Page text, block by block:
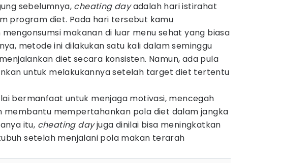
sebelumnya, cheating dayadalah hari istirahat
program diet. Pada hari tersebut kamu
makanan di luar menu sehat yang biasa
metode ini dilakukan satu kali dalam seminggu
diet secara konsisten. Namun, ada pula
untuk melakukannya setelah target diet tertentu
bermanfaat untuk menjaga motivasi, mencegah
membantu mempertahankan pola diet dalam jangka
itu, cheating dayjuga dinilai bisa meningkatkan
setelah menjalani pola makan terarah